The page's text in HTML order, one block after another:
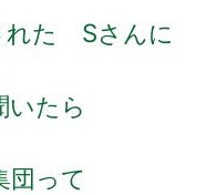
れた Sさんに
いたら
って